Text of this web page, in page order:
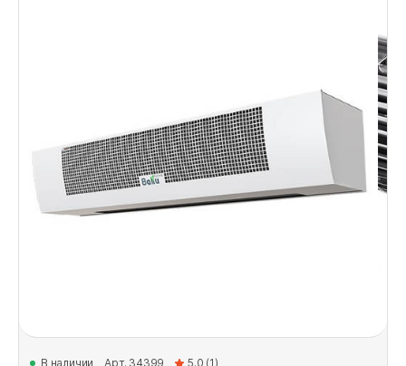
В наличии Арт. 34399 5.0 (1)